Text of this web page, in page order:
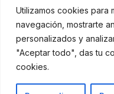
Utilizamos cookies para
navegación, mostrarte
personalizados y
"Aceptar todo", das tu
cookies.